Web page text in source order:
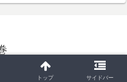
All Rights Reserved.
トップ サイドバー